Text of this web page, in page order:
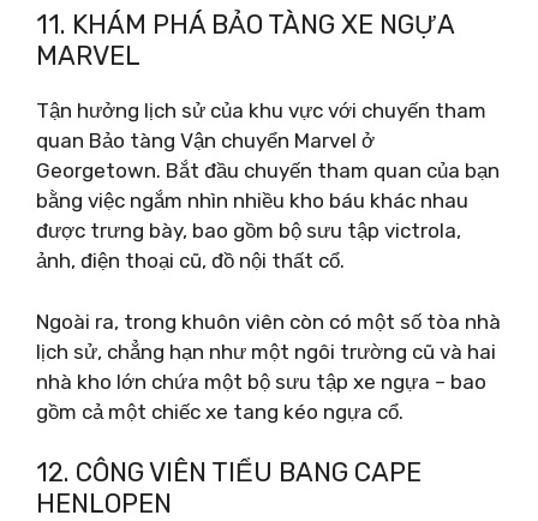
11. KHÁM PHÁ BẢO TÀNG XE NGỰA
MARVEL
Tận hưởng lịch sử của khu vực với chuyến tham
quan Bảo tàng Vận chuyển Marvel ở
Georgetown. Bắt đầu chuyến tham quan của bạn
bằng việc ngắm nhìn nhiều kho báu khác nhau
được trưng bày, bao gồm bộ sưu tập victrola,
ảnh, điện thoại cũ, đồ nội thất cổ.
Ngoài ra, trong khuôn viên còn có một số tòa nhà
lịch sử, chẳng hạn như một ngôi trường cũ và hai
nhà kho lớn chứa một bộ sưu tập xe ngựa – bao
gồm cả một chiếc xe tang kéo ngựa cổ.
12. CÔNG VIÊN TIỂU BANG CAPE
HENLOPEN